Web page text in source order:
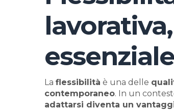
essenziale
La flessibilità è una delle
contemporaneo. In un
adattarsi diventa un